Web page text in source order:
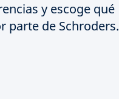
y escoge qué
parte de Schroders.